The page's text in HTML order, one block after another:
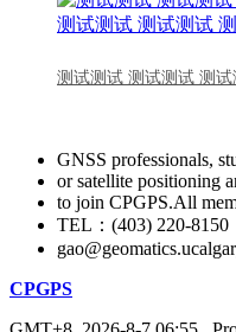
测试测试 测试测试 测
GNSS professionals,
or satellite positioning
to join CPGPS.All
TEL：(403) 220-8150
CPGPS